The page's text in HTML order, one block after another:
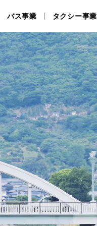
バス事業 タクシー事業